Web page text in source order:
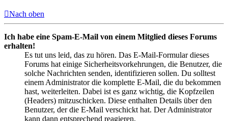
Nach oben
Ich habe eine Spam-E-Mail von einem Mitglied dieses Forums
erhalten!
Es tut uns leid, das zu hören. Das E-Mail-Formular dieses
Forums hat einige Sicherheitsvorkehrungen, die Benutzer, die
solche Nachrichten senden, identifizieren sollen. Du solltest
einem Administrator die komplette E-Mail, die du bekommen
hast, weiterleiten. Dabei ist es ganz wichtig, die Kopfzeilen
(Headers) mitzuschicken. Diese enthalten Details über den
Benutzer, der die E-Mail verschickt hat. Der Administrator
kann dann entsprechend reagieren.